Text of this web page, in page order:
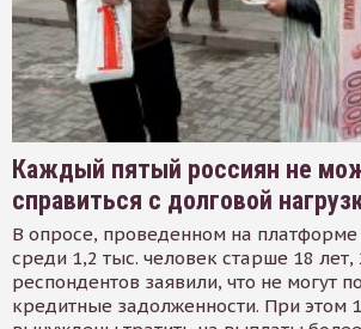
Каждый пятый россиян не
справиться с долговой
В опросе, проведенном на платформе
среди 1,2 тыс. человек старше 18 лет,
респондентов заявили, что не могут
кредитные задолженности. При этом